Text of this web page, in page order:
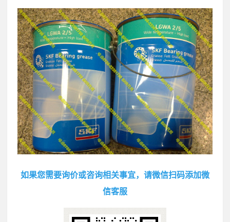
如果您需要询价或咨询相关事宜，请微信扫码添加微
信客服